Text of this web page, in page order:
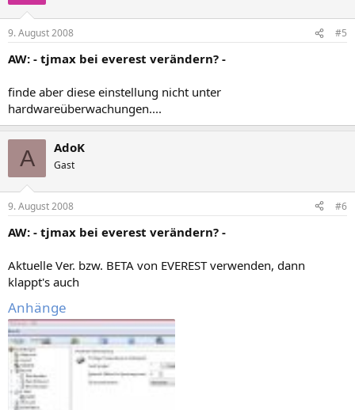
9. August 2008 #5
AW: - tjmax bei everest verändern? -
finde aber diese einstellung nicht unter
hardwareüberwachungen....
A AdoK
Gast
9. August 2008 #6
AW: - tjmax bei everest verändern? -
Aktuelle Ver. bzw. BETA von EVEREST verwenden, dann
klappt's auch
Anhänge